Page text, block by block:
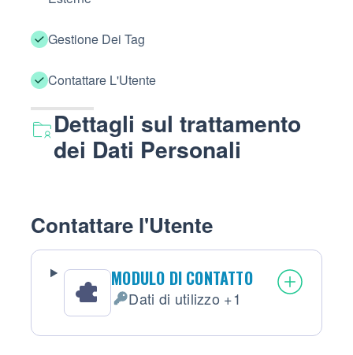
Gestione Dei Tag
Contattare L'Utente
Dettagli sul trattamento
dei Dati Personali
Contattare l'Utente
MODULO DI CONTATTO
Dati Personali trattati:
Dati di utilizzo +1